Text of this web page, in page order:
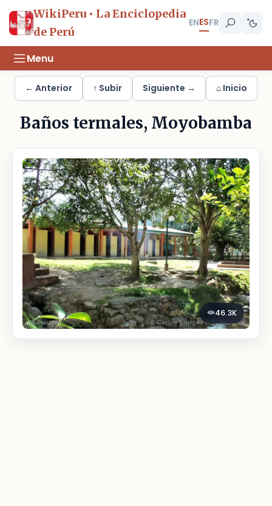
WikiPeru • La Enciclopedia
de Perú
ENESFR
Menu
← Anterior ↑ Subir Siguiente → ⌂ Inicio
Baños termales, Moyobamba
46.3K